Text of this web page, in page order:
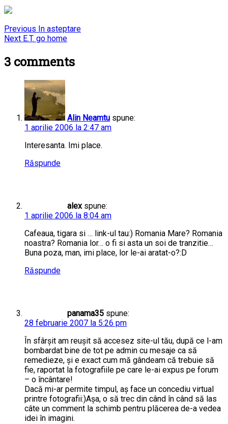
Navigare
articole
Previous Previous
post:
In asteptare
Next Next
E.T. go home
3 comments
Alin Neamtu spune:
1 aprilie 2006 la 2:47 am
Interesanta. Imi place.
Răspunde
alex spune:
1 aprilie 2006 la 8:04 am
Cafeaua, tigara si … link-ul tau:) Romania Mare? Romania
noastra? Romania lor… o fi si asta un soi de tranzitie…
Buna poza, man, imi place, lor le-ai aratat-o?:D
Răspunde
panama35 spune:
28 februarie 2007 la 5:26 pm
În sfârşit am reuşit să accesez site-ul tău, după ce l-am
bombardat bine de tot pe admin cu mesaje ca să
remedieze, şi e exact cum mă gândeam că trebuie să
fie, raportat la fotografiile pe care le-ai expus pe forum
– o încântare!
Dacă mi-ar permite timpul, aş face un concediu virtual
printre fotografii:)Aşa, o să trec din când în când să las
câte un comment la schimb pentru plăcerea de-a vedea
idei în imagini.